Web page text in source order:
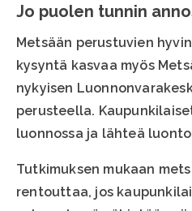
Jo puolen tunnin
Metsään perustuvien
kysyntä kasvaa myös
nykyisen
perusteella.
luonnossa ja lähteä
Tutkimuksen mukaan
rentouttaa, jos